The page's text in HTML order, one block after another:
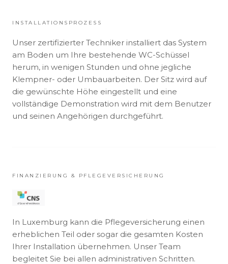
INSTALLATIONSPROZESS
Unser zertifizierter Techniker installiert das System
am Boden um Ihre bestehende WC-Schüssel
herum, in wenigen Stunden und ohne jegliche
Klempner- oder Umbauarbeiten. Der Sitz wird auf
die gewünschte Höhe eingestellt und eine
vollständige Demonstration wird mit dem Benutzer
und seinen Angehörigen durchgeführt.
FINANZIERUNG & PFLEGEVERSICHERUNG
In Luxemburg kann die Pflegeversicherung einen
erheblichen Teil oder sogar die gesamten Kosten
Ihrer Installation übernehmen. Unser Team
begleitet Sie bei allen administrativen Schritten.